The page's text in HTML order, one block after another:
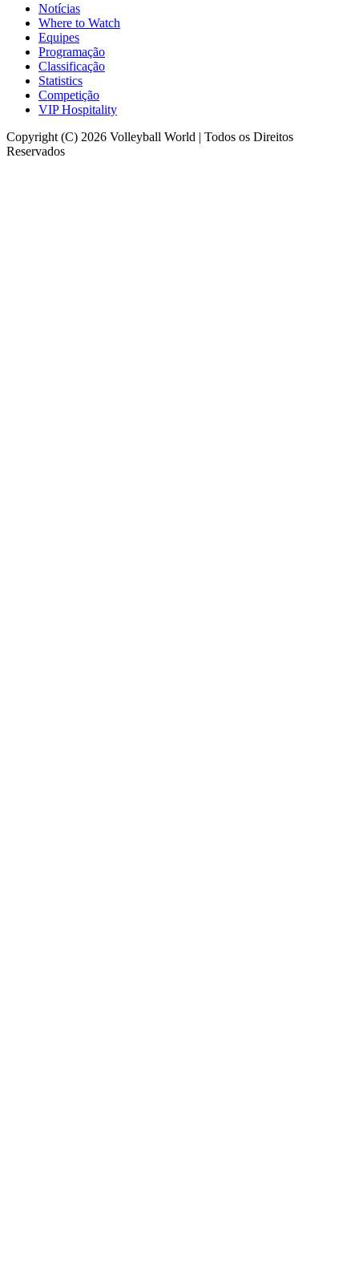
Notícias
Where to Watch
Equipes
Programação
Classificação
Statistics
Competição
VIP Hospitality
Copyright (C) 2026 Volleyball World | Todos os Direitos
Reservados